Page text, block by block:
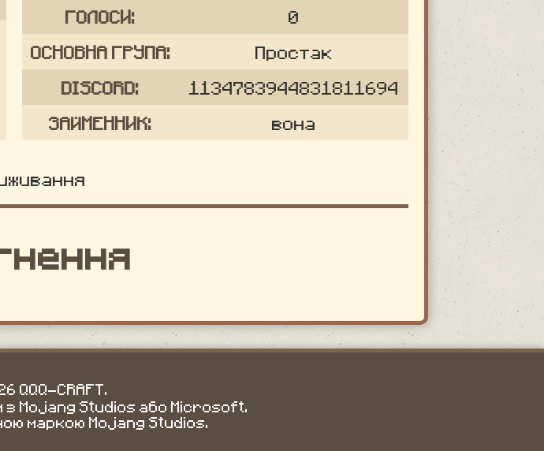
ГОЛОСИ:
0
ОСНОВНА ГРУПА:
Простак
DISCORD:
1134783944831811694
ЗАЙМЕННИК:
вона
QQQ-CRAFT.
з Mojang Studios або Microsoft.
маркою Mojang Studios.